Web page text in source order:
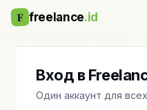
F freelance.id
Вход в
Один аккаунт для